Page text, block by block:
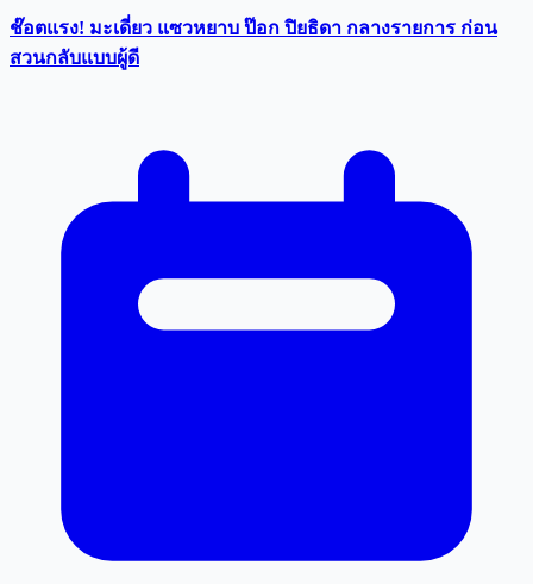
ช๊อตแรง! มะเดี่ยว แซวหยาบ ป๊อก ปิยธิดา กลางรายการ ก่อน
สวนกลับแบบผู้ดี